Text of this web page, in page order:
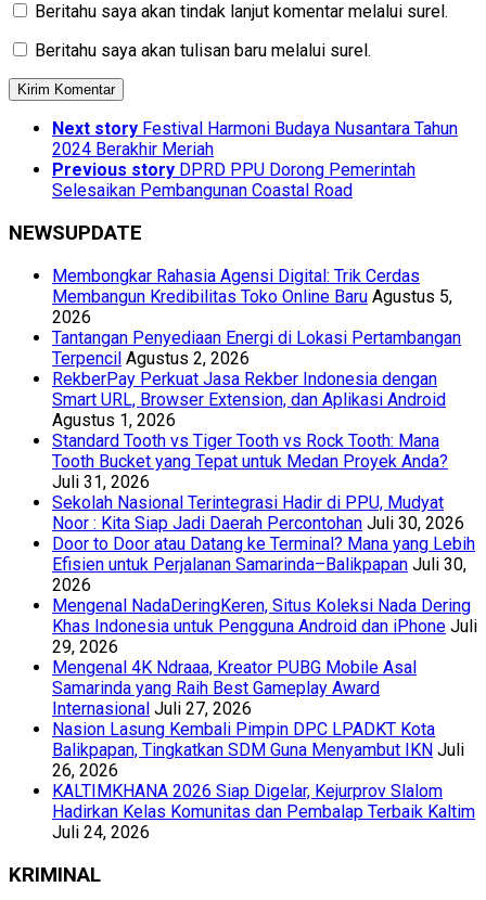
Beritahu saya akan tindak lanjut komentar melalui surel.
Beritahu saya akan tulisan baru melalui surel.
Next story Festival Harmoni Budaya Nusantara Tahun
2024 Berakhir Meriah
Previous story DPRD PPU Dorong Pemerintah
Selesaikan Pembangunan Coastal Road
NEWSUPDATE
Membongkar Rahasia Agensi Digital: Trik Cerdas
Membangun Kredibilitas Toko Online Baru Agustus 5,
2026
Tantangan Penyediaan Energi di Lokasi Pertambangan
Terpencil Agustus 2, 2026
RekberPay Perkuat Jasa Rekber Indonesia dengan
Smart URL, Browser Extension, dan Aplikasi Android
Agustus 1, 2026
Standard Tooth vs Tiger Tooth vs Rock Tooth: Mana
Tooth Bucket yang Tepat untuk Medan Proyek Anda?
Juli 31, 2026
Sekolah Nasional Terintegrasi Hadir di PPU, Mudyat
Noor : Kita Siap Jadi Daerah Percontohan Juli 30, 2026
Door to Door atau Datang ke Terminal? Mana yang Lebih
Efisien untuk Perjalanan Samarinda–Balikpapan Juli 30,
2026
Mengenal NadaDeringKeren, Situs Koleksi Nada Dering
Khas Indonesia untuk Pengguna Android dan iPhone Juli
29, 2026
Mengenal 4K Ndraaa, Kreator PUBG Mobile Asal
Samarinda yang Raih Best Gameplay Award
Internasional Juli 27, 2026
Nasion Lasung Kembali Pimpin DPC LPADKT Kota
Balikpapan, Tingkatkan SDM Guna Menyambut IKN Juli
26, 2026
KALTIMKHANA 2026 Siap Digelar, Kejurprov Slalom
Hadirkan Kelas Komunitas dan Pembalap Terbaik Kaltim
Juli 24, 2026
KRIMINAL